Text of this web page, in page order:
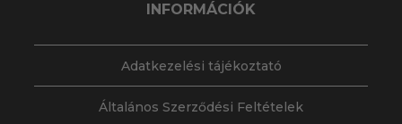
INFORMÁCIÓK
Adatkezelési tájékoztató
Általános Szerződési Feltételek